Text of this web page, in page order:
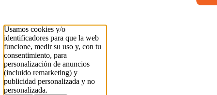
Usamos cookies y/o
identificadores para que la web
funcione, medir su uso y, con tu
consentimiento, para
personalización de anuncios
(incluido remarketing) y
publicidad personalizada y no
personalizada.